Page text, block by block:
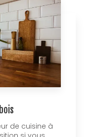
de cuisine à